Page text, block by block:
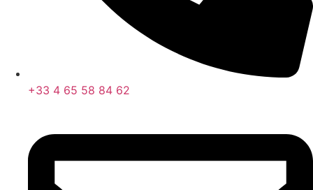
+33 4 65 58 84 62